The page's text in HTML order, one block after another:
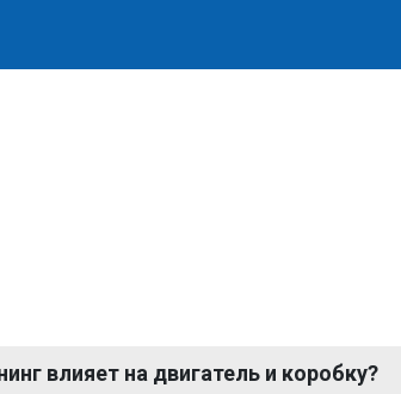
влияет на двигатель и коробку?